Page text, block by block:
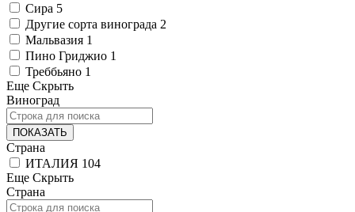
Сира 5
Другие сорта винограда 2
Мальвазия 1
Пино Гриджио 1
Треббьяно 1
Еще Скрыть
Виноград
ПОКАЗАТЬ
Страна
ИТАЛИЯ 104
Еще Скрыть
Страна